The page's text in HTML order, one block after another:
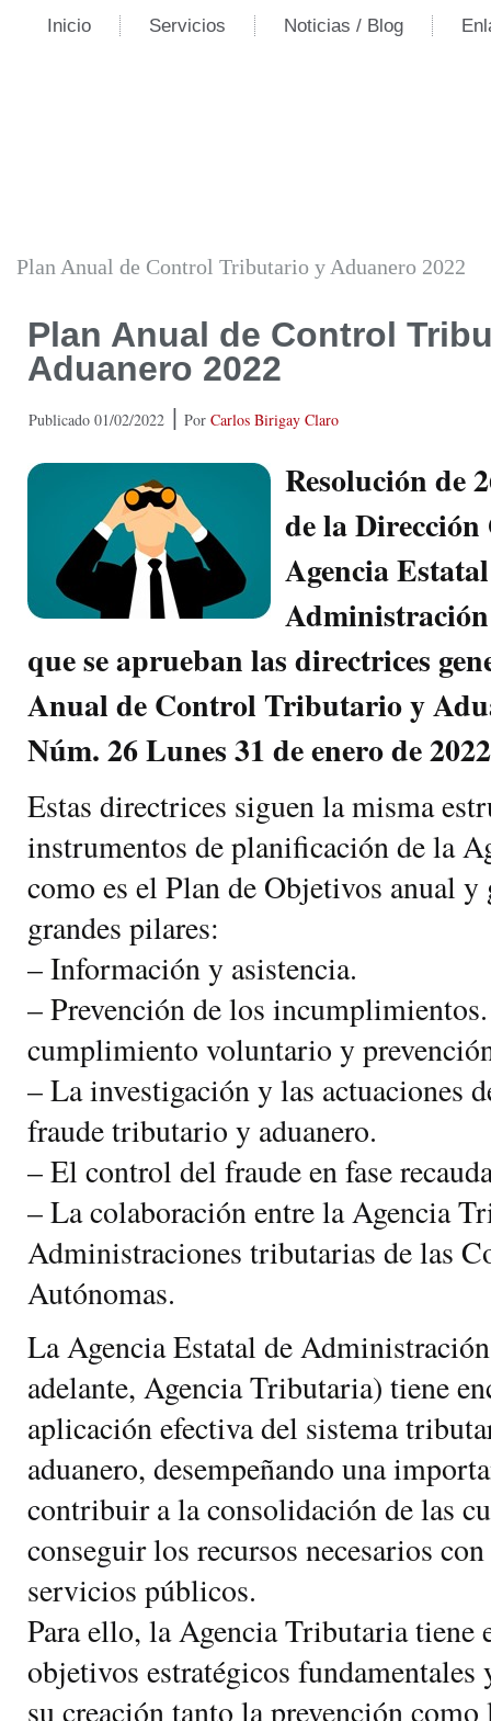
Inicio Servicios Noticias / Blog
Plan Anual de Control Tributario y Aduanero 2022
Plan Anual de Control
Aduanero 2022
Publicado 01/02/2022 | Por Carlos Birigay Claro
Resolución de
de la
Agencia
que se aprueban las directrices
Anual de Control Tributario y
Núm. 26 Lunes 31 de enero de 2022
Estas directrices siguen la misma
instrumentos de planificación de la
como es el Plan de Objetivos anual
grandes pilares:
– Información y asistencia.
– Prevención de los
cumplimiento voluntario y
– La investigación y las actuaciones
fraude tributario y aduanero.
– El control del fraude en fase
– La colaboración entre la Agencia
Administraciones tributarias de las
Autónomas.
La Agencia Estatal de
adelante, Agencia Tributaria) tiene
aplicación efectiva del sistema
aduanero, desempeñando una
contribuir a la consolidación de las
conseguir los recursos necesarios
servicios públicos.
Para ello, la Agencia Tributaria tiene
objetivos estratégicos fundamentales
su creación tanto la prevención